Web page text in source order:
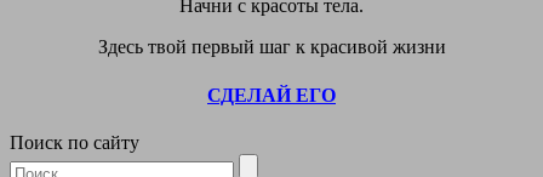
Начни с красоты тела.
Здесь твой первый шаг к красивой жизни
СДЕЛАЙ ЕГО
Поиск по сайту